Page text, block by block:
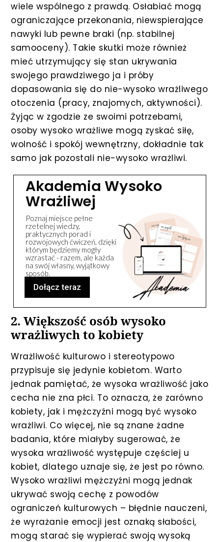
wiele wspólnego z prawdą. Osłabiać mogą
ograniczające przekonania, niewspierające
nawyki lub pewne braki (np. stabilnej
samooceny). Takie skutki może również
mieć utrzymujący się stan ukrywania
swojego prawdziwego ja i próby
dopasowania się do nie-wysoko wrażliwego
otoczenia (pracy, znajomych, aktywności).
Żyjąc w zgodzie ze swoimi potrzebami,
osoby wysoko wrażliwe mogą zyskać siłę,
wolność i spokój wewnętrzny, dokładnie tak
samo jak pozostali nie-wysoko wrażliwi.
Akademia Wysoko
Wrażliwej
Dołącz teraz
Poznaj miejsce pełne
rzetelnej wiedzy,
praktycznych porad i
rozwojowych ćwiczeń, dzięki
którym będziemy mogły
wzrastać - razem, ale każda
na swój własny, wyjątkowy
sposób.
2. Większość osób wysoko
wrażliwych to kobiety
Wrażliwość kulturowo i stereotypowo
przypisuje się jedynie kobietom. Warto
jednak pamiętać, że wysoka wrażliwość jako
cecha nie zna płci. To oznacza, że zarówno
kobiety, jak i mężczyźni mogą być wysoko
wrażliwi. Co więcej, nie są znane żadne
badania, które miałyby sugerować, że
wysoka wrażliwość występuje częściej u
kobiet, dlatego uznaje się, że jest po równo.
Wysoko wrażliwi mężczyźni mogą jednak
ukrywać swoją cechę z powodów
ograniczeń kulturowych – błędnie nauczeni,
że wyrażanie emocji jest oznaką słabości,
mogą starać się wypierać swoją wysoką